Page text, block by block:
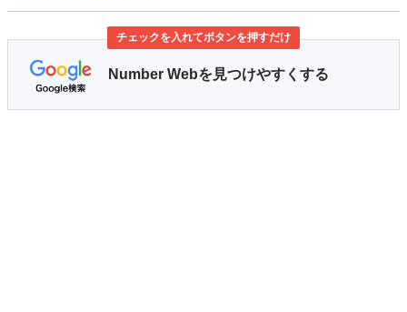
チェックを入れてボタンを押すだけ
Number Webを見つけやすくする